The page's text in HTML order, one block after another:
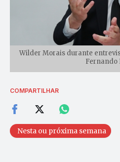
Wilder Morais durante
Fernando
COMPARTILHAR
Nesta ou próxima semana